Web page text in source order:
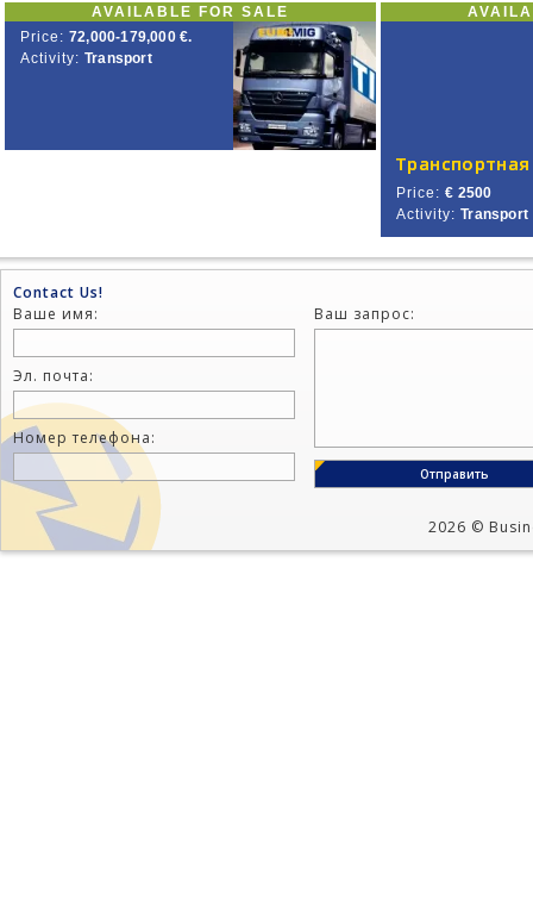
AVAILABLE FOR SALE
Price: 72,000-179,000 €.
Activity: Transport
Price: € 2500
Activity: Transport
Contact Us!
Ваше имя:
Эл. почта:
Номер телефона:
Ваш запрос:
2026 ©